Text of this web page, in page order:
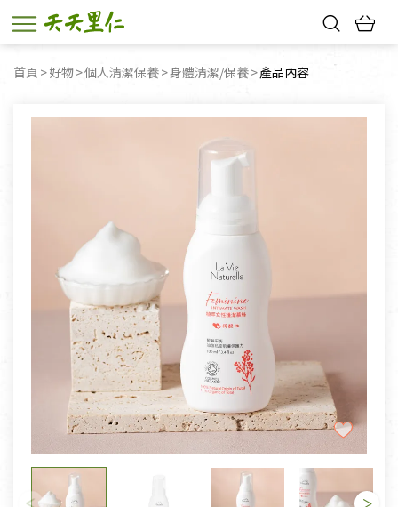
首頁 好物 個人清潔保養 身體清潔/保養 目前頁面：
產品內容